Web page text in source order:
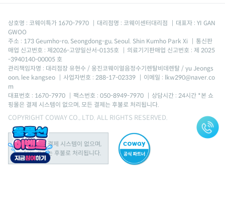
상호명 : 코웨이특가 1670-7970 | 대리점명 : 코웨이센터대리점 | 대표자 : YI GAN
GWOO
주소 : 173 Geumho-ro, Seongdong-gu, Seoul. Shin Kumho Park Xi
| 통신판
매업 신고번호 : 제2026-고양일산서-0135호
| 의료기기판매업 신고번호 : 제 2025
-3940140-00005 호
관리책임자명 : 대리점장 유현수 / 웅진코웨이얼음정수기렌탈비데렌탈 / yu Jeongs
oon, lee kangseo | 사업자번호 : 288-17-02339 | 이메일 : lkw290@naver.co
m
대표번호 : 1670-7970 | 팩스번호 : 050-8949-7970 | 상담시간 : 24시간 *본 쇼
핑몰은 결제 시스템이 없으며, 모든 결제는 후불로 처리됩니다.
COPYRIGHT COWAY CO., LTD. ALL RIGHTS RESERVED.
본 쇼핑몰은 결제 시스템이 없으며,
모든 결제는 후불로 처리됩니다.